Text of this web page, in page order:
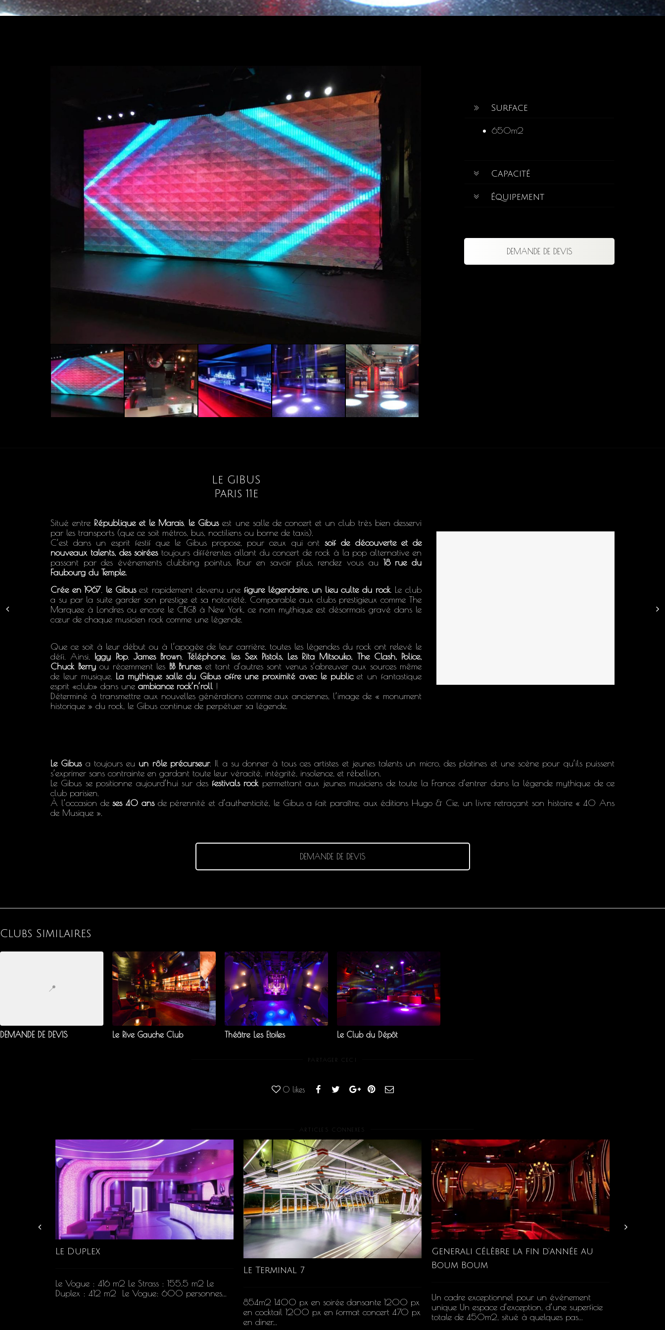
Surface
650m2
Capacité
Équipement
DEMANDE DE DEVIS
Le GIBUS
Paris 11e
Situé entre République et le Marais, le Gibusest une salle de concert et un club très bien desservi
par les transports (que ce soit métros, bus, noctiliens ou borne de taxis).
C’est dans un esprit festif que le Gibus propose, pour ceux qui ontsoif de découverte et de
nouveaux talents, des soiréestoujours différentes allant du concert de rock à la pop alternative en
passant par des événements clubbing pointus. Pour en savoir plus, rendez vous au 18 rue du
Faubourg du Temple.
Crée en 1967, le Gibusest rapidement devenu une figure légendaire, un lieu culte du rock. Le club
a su par la suite garder son prestige et sa notoriété. Comparable aux clubs prestigieux comme The
Marquee à Londres ou encore le CBGB à New York, ce nom mythique est désormais gravé dans le
cœur de chaque musicien rock comme une légende.
Que ce soit à leur début ou à l’apogée de leur carrière, toutes les légendes du rock ont relevé le
défi. Ainsi, Iggy Pop, James Brown,Téléphone, les Sex Pistols, Les Rita Mitsouko, The Clash, Police,
Chuck Berryou récemment les BB Bruneset tant d’autres sont venus s’abreuver aux sources même
de leur musique. La mythique salle du Gibus offre une proximité avec le publicet un fantastique
esprit «club» dans une ambiance rock’n’roll !
Déterminé à transmettre aux nouvelles générations comme aux anciennes, l’image de « monument
historique » du rock, le Gibus continue de perpétuer sa légende.
Le Gibusa toujours eu un rôle précurseur. Il a su donner à tous ces artistes et jeunes talents un micro, des platines et une scène pour qu’ils puissent
s’exprimer sans contrainte en gardant toute leur véracité, intégrité, insolence, et rébellion.
Le Gibus se positionne aujourd’hui sur des festivals rock permettant aux jeunes musiciens de toute la France d’entrer dans la légende mythique de ce
club parisien.
À l’occasion deses 40 ansde pérennité et d’authenticité, le Gibus a fait paraître, aux éditions Hugo & Cie, un livre retraçant son histoire « 40 Ans
de Musique ».
DEMANDE DE DEVIS
Clubs Similaires
📍
DEMANDE DE DEVIS Le Rive Gauche Club Théâtre Les Etoiles Le Club du Dépôt
PARTAGER CECI
0 likes
ARTICLES CONNEXES
Le Duplex
Le Vogue : 416 m2 Le Strass : 155,5 m2 Le
Duplex : 412 m2 Le Vogue: 600 personnes...
Le Terminal 7
854m2 1400 px en soirée dansante 1200 px
en cocktail 1200 px en format concert 470 px
en diner...
Generali célèbre la fin d’année au
Boum Boum
Un cadre exceptionnel pour un événement
unique Un espace d’exception, d’une superficie
totale de 450m2, situé à quelques pas...